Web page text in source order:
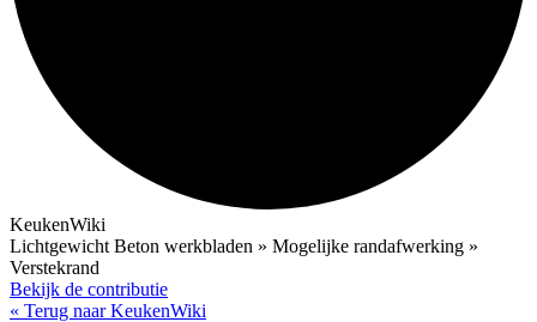
KeukenWiki
Lichtgewicht Beton werkbladen » Mogelijke randafwerking »
Verstekrand
Bekijk de contributie
« Terug naar KeukenWiki